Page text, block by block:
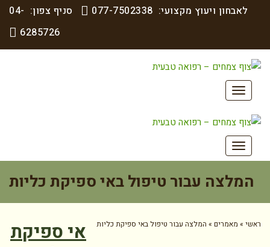
ויעוץ מקצועי:077-7502338 סניף צפון:
04-
עבור טיפול באי ספיקת כליות
»המלצה עבור טיפול באי ספיקת כליות
אי ספיקת